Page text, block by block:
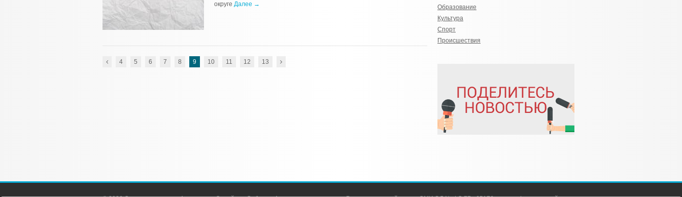
округе Далее →
4 5 6 7 8 9 10 11 12 13
Образование
Культура
Спорт
Происшествия